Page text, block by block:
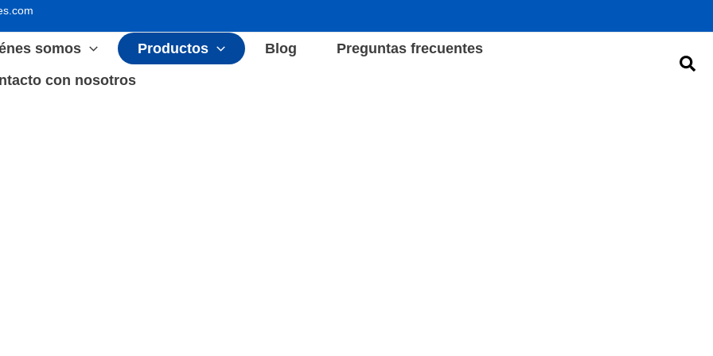
somos Productos Blog
Preguntas frecuentes
con nosotros